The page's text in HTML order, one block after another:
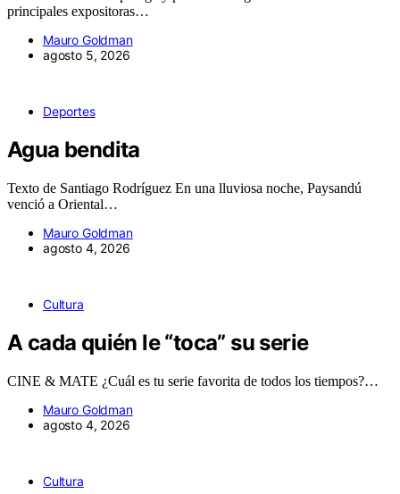
principales expositoras…
Mauro Goldman
agosto 5, 2026
Deportes
Agua bendita
Texto de Santiago Rodríguez En una lluviosa noche, Paysandú
venció a Oriental…
Mauro Goldman
agosto 4, 2026
Cultura
A cada quién le “toca” su serie
CINE & MATE ¿Cuál es tu serie favorita de todos los tiempos?…
Mauro Goldman
agosto 4, 2026
Cultura